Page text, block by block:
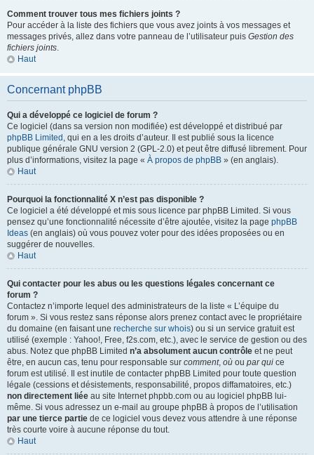
Comment trouver tous mes fichiers joints ?
Pour accéder à la liste des fichiers que vous avez joints à vos messages et
messages privés, allez dans votre panneau de l’utilisateur puis Gestion des
fichiers joints.
Haut
Concernant phpBB
Qui a développé ce logiciel de forum ?
Ce logiciel (dans sa version non modifiée) est développé et distribué par
phpBB Limited , qui en a les droits d’auteur. Il est publié sous la licence
publique générale GNU version 2 (GPL-2.0) et peut être diffusé librement. Pour
plus d’informations, visitez la page « À propos de phpBB » (en anglais).
Haut
Pourquoi la fonctionnalité X n’est pas disponible ?
Ce logiciel a été développé et mis sous licence par phpBB Limited. Si vous
pensez qu’une fonctionnalité nécessite d’être ajoutée, visitez la page phpBB
Ideas (en anglais) où vous pouvez voter pour des idées proposées ou en
suggérer de nouvelles.
Haut
Qui contacter pour les abus ou les questions légales concernant ce
forum ?
Contactez n’importe lequel des administrateurs de la liste « L’équipe du
forum ». Si vous restez sans réponse alors prenez contact avec le propriétaire
du domaine (en faisant une recherche sur whois) ou si un service gratuit est
utilisé (exemple : Yahoo!, Free, f2s.com, etc.), avec le service de gestion ou des
abus. Notez que phpBB Limited n’a absolument aucun contrôle et ne peut
être, en aucun cas, tenu pour responsable sur comment, où ou par qui ce
forum est utilisé. Il est inutile de contacter phpBB Limited pour toute question
légale (cessions et désistements, responsabilité, propos diffamatoires, etc.)
non directement liée au site Internet phpbb.com ou au logiciel phpBB lui-
même. Si vous adressez un e-mail au groupe phpBB à propos de l’utilisation
par une tierce partie de ce logiciel vous devez vous attendre à une réponse
très courte voire à aucune réponse du tout.
Haut